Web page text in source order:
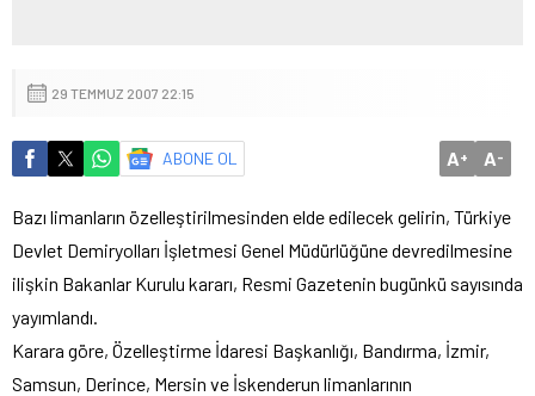
29 TEMMUZ 2007 22:15
ABONE OL A+ A-
Bazı limanların özelleştirilmesinden elde edilecek gelirin, Türkiye
Devlet Demiryolları İşletmesi Genel Müdürlüğüne devredilmesine
ilişkin Bakanlar Kurulu kararı, Resmi Gazetenin bugünkü sayısında
yayımlandı.
Karara göre, Özelleştirme İdaresi Başkanlığı, Bandırma, İzmir,
Samsun, Derince, Mersin ve İskenderun limanlarının